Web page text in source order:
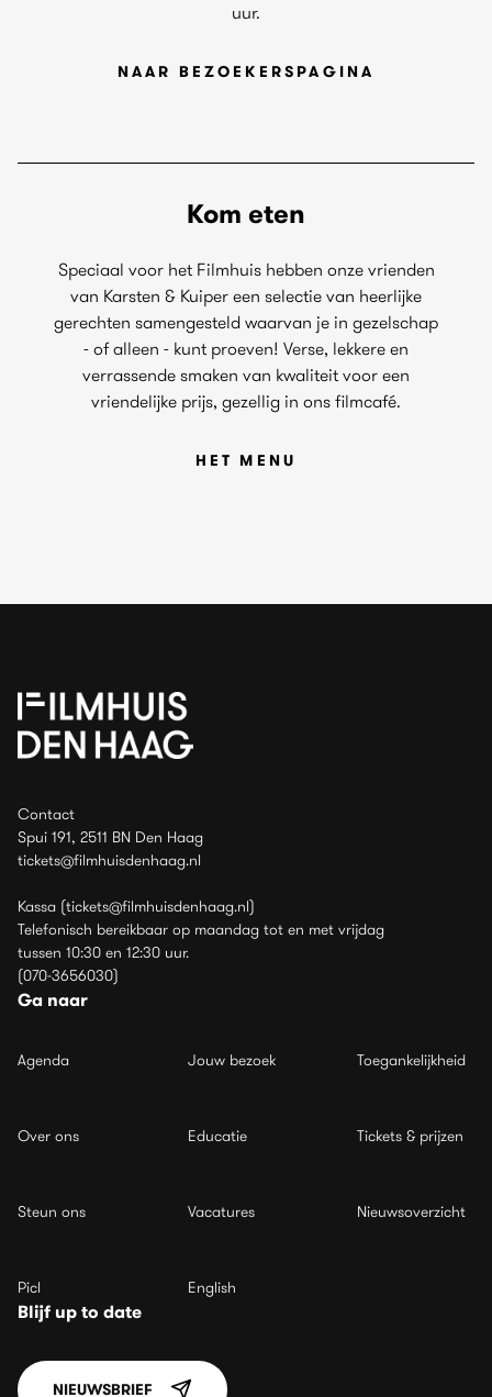
uur.
NAAR BEZOEKERSPAGINA
Kom eten
Speciaal voor het Filmhuis hebben onze vrienden
van Karsten & Kuiper een selectie van heerlijke
gerechten samengesteld waarvan je in gezelschap
- of alleen - kunt proeven! Verse, lekkere en
verrassende smaken van kwaliteit voor een
vriendelijke prijs, gezellig in ons filmcafé.
HET MENU
Contact
Spui 191, 2511 BN Den Haag
tickets@filmhuisdenhaag.nl
Kassa (tickets@filmhuisdenhaag.nl)
Telefonisch bereikbaar op maandag tot en met vrijdag
tussen 10:30 en 12:30 uur.
(070-3656030)
Ga naar
Agenda Jouw bezoek Toegankelijkheid
Over ons Educatie Tickets & prijzen
Steun ons Vacatures Nieuwsoverzicht
Picl English
Blijf up to date
NIEUWSBRIEF